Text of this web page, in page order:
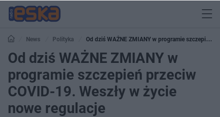
News Polityka
Od dziś WAŻNE ZMIANY w programie szczepień
przeciw COVID-19. Weszły w życie nowe regulacje
Od dziś WAŻNE ZMIANY w
programie szczepień przeciw
COVID-19. Weszły w życie
nowe regulacje